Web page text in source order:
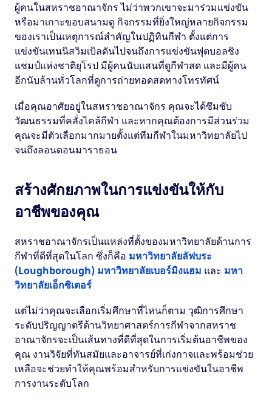
ผู้คนในสหราชอาณาจักร ไม่ว่าพวกเขาจะมาร่วมแข่งขัน
หรือมาเกาะขอบสนามดู กิจกรรมที่ยิ่งใหญ่หลายกิจกรรม
ของเราเป็นเหตุการณ์สำคัญในปฏิทินกีฬา ตั้งแต่การ
แข่งขันเทนนิสวิมเบิลดันไปจนถึงการแข่งขันฟุตบอลชิง
แชมป์แห่งชาติยุโรป มีผู้คนนับแสนที่ดูกีฬาสด และมีผู้คน
อีกนับล้านทั่วโลกที่ดูการถ่ายทอดสดทางโทรทัศน์
เมื่อคุณอาศัยอยู่ในสหราชอาณาจักร คุณจะได้ซึมซับ
วัฒนธรรมที่คลั่งไคล้กีฬา และหากคุณต้องการมีส่วนร่วม
คุณจะมีตัวเลือกมากมายตั้งแต่ทีมกีฬาในมหาวิทยาลัยไป
จนถึงลอนดอนมาราธอน
สร้างศักยภาพในการแข่งขันให้กับ
อาชีพของคุณ
สหราชอาณาจักรเป็นแหล่งที่ตั้งของมหาวิทยาลัยด้านการ
กีฬาที่ดีที่สุดในโลก ซึ่งก็คือ มหาวิทยาลัยลัฟบระ
(Loughborough) มหาวิทยาลัยเบอร์มิงแฮม และ มหา
วิทยาลัยเอ็กซิเตอร์
แต่ไม่ว่าคุณจะเลือกเริ่มศึกษาที่ไหนก็ตาม วุฒิการศึกษา
ระดับปริญญาตรีด้านวิทยาศาสตร์การกีฬาจากสหราช
อาณาจักรจะเป็นเส้นทางที่ดีที่สุดในการเริ่มต้นอาชีพของ
คุณ งานวิจัยที่ทันสมัยและอาจารย์ที่เก่งกาจและพร้อมช่วย
เหลือจะช่วยทำให้คุณพร้อมสำหรับการแข่งขันในอาชีพ
การงานระดับโลก